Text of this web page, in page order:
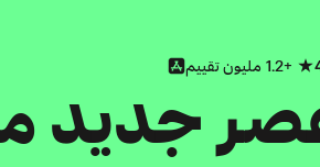
+1.2 مليون تقييم
جديد